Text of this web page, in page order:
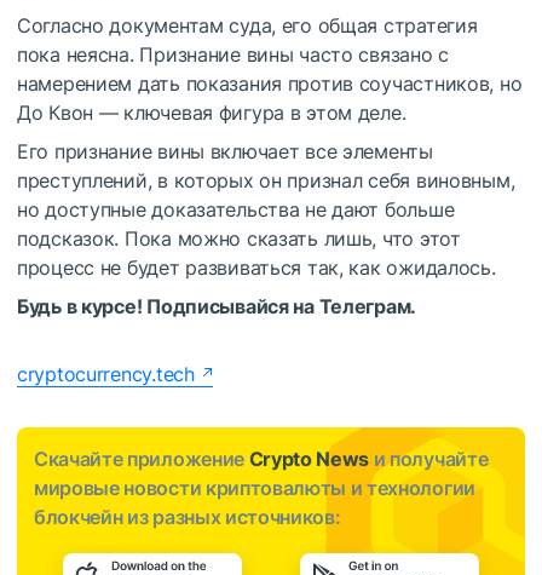
Согласно документам суда, его общая стратегия
пока неясна. Признание вины часто связано с
намерением дать показания против соучастников, но
До Квон — ключевая фигура в этом деле.
Его признание вины включает все элементы
преступлений, в которых он признал себя виновным,
но доступные доказательства не дают больше
подсказок. Пока можно сказать лишь, что этот
процесс не будет развиваться так, как ожидалось.
Будь в курсе! Подписывайся на Телеграм.
cryptocurrency.tech
Скачайте приложение Crypto News и получайте
мировые новости криптовалюты и технологии
блокчейн из разных источников: